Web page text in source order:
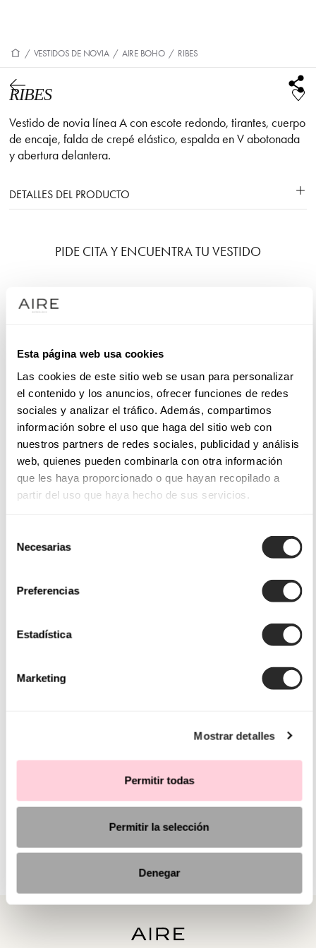
Esta página web usa cookies
Las cookies de este sitio web se usan para personalizar
el contenido y los anuncios, ofrecer funciones de redes
sociales y analizar el tráfico. Además, compartimos
información sobre el uso que haga del sitio web con
nuestros partners de redes sociales, publicidad y análisis
web, quienes pueden combinarla con otra información
que les haya proporcionado o que hayan recopilado a
partir del uso que haya hecho de sus servicios.
Necesarias
Preferencias
Estadística
Marketing
Mostrar detalles
Permitir todas
Permitir la selección
Denegar
/ VESTIDOS DE NOVIA / AIRE BOHO / RIBES
RIBES
Vestido de novia línea A con escote redondo, tirantes, cuerpo
de encaje, falda de crepé elástico, espalda en V abotonada
y abertura delantera.
DETALLES DEL PRODUCTO
PIDE CITA Y ENCUENTRA TU VESTIDO